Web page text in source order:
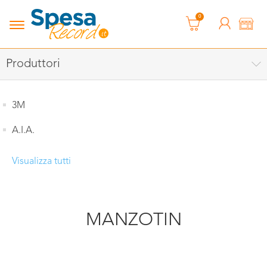
0
Produttori
3M
A.I.A.
Visualizza tutti
MANZOTIN